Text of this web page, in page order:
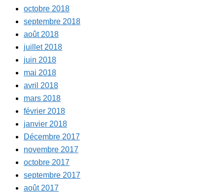
octobre 2018
septembre 2018
août 2018
juillet 2018
juin 2018
mai 2018
avril 2018
mars 2018
février 2018
janvier 2018
Décembre 2017
novembre 2017
octobre 2017
septembre 2017
août 2017